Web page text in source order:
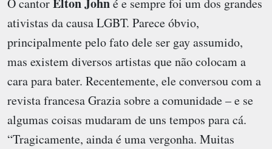
O cantor
é e sempre foi um dos grandes
ativistas da causa LGBT. Parece óbvio,
principalmente pelo fato dele ser gay assumido,
mas existem diversos artistas que não colocam a
cara para bater. Recentemente, ele conversou com a
revista francesa Grazia sobre a comunidade – e se
algumas coisas mudaram de uns tempos para cá.
“Tragicamente, ainda é uma vergonha. Muitas